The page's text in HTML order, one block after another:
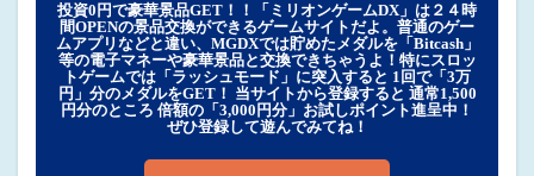
投資0円で豪華景品GET！！「ミリオンゲームDX」は２４時
間OPENの景品交換ができるゲームサイトだよ。普通のゲー
ムアプリなどと違い、MGDXでは貯めたメダルを「Bitcash」
等の電子マネーや豪華景品と交換できちゃうよ！特にスロッ
トゲームでは「ラッシュモード」に突入すると 1回で「3万
円」分のメダルをGET！ 当サイトから登録すると 通常1,500
円分のところ 倍額の「3,000円分」お試しポイント進呈中！
ぜひ登録して遊んでみてね！